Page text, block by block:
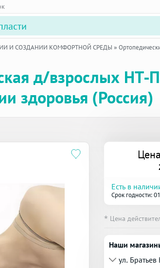
И СОЗДАНИИ КОМФОРТНОЙ СРЕДЫ »
д/взрослых НТ-
здоровья (Россия)
Есть в
Срок годности:
* Цена
Наши
ул.